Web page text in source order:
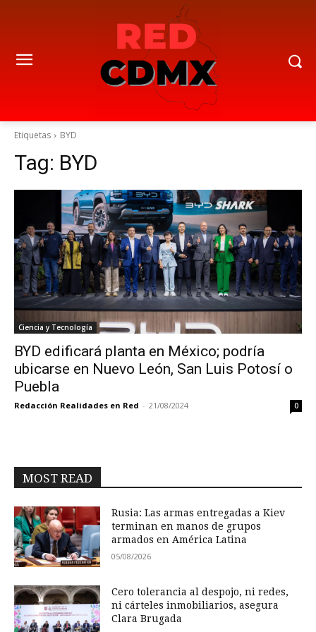
Etiquetas BYD
Tag: BYD
Ciencia y Tecnología
BYD edificará planta en México; podría
ubicarse en Nuevo León, San Luis Potosí o
Puebla
Redacción Realidades en Red - 21/08/2024 0
MOST READ
Rusia: Las armas entregadas a Kiev
terminan en manos de grupos
armados en América Latina
05/08/2026
Cero tolerancia al despojo, ni redes,
ni cárteles inmobiliarios, asegura
Clara Brugada